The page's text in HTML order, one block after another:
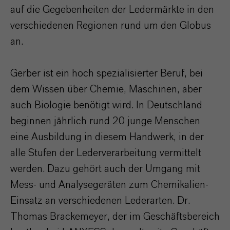
auf die Gegebenheiten der Ledermärkte in den
verschiedenen Regionen rund um den Globus
an.
Gerber ist ein hoch spezialisierter Beruf, bei
dem Wissen über Chemie, Maschinen, aber
auch Biologie benötigt wird. In Deutschland
beginnen jährlich rund 20 junge Menschen
eine Ausbildung in diesem Handwerk, in der
alle Stufen der Lederverarbeitung vermittelt
werden. Dazu gehört auch der Umgang mit
Mess- und Analysegeräten zum Chemikalien-
Einsatz an verschiedenen Lederarten. Dr.
Thomas Brackemeyer, der im Geschäftsbereich